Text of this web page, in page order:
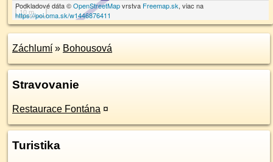
10 m
Podkladové dáta ©OpenStreetMapvrstva Freemap.sk, viac na
https://poi.oma.sk/w1446876411
Záchlumí » Bohousová
Stravovanie
Restaurace Fontána ¤
Turistika